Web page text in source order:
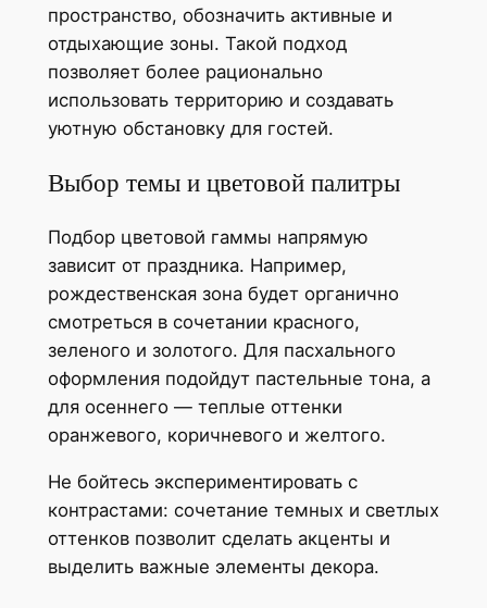
пространство, обозначить активные и
отдыхающие зоны. Такой подход
позволяет более рационально
использовать территорию и создавать
уютную обстановку для гостей.
Выбор темы и цветовой палитры
Подбор цветовой гаммы напрямую
зависит от праздника. Например,
рождественская зона будет органично
смотреться в сочетании красного,
зеленого и золотого. Для пасхального
оформления подойдут пастельные тона, а
для осеннего — теплые оттенки
оранжевого, коричневого и желтого.
Не бойтесь экспериментировать с
контрастами: сочетание темных и светлых
оттенков позволит сделать акценты и
выделить важные элементы декора.